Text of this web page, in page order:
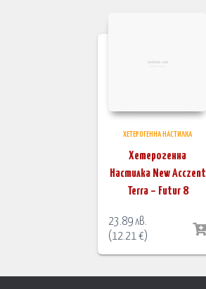
ХЕТЕРОГЕННА НАСТИЛКА
Хетерогенна
Настилка New Acczent
Terra – Futur 8
23.89лв.
(12.21€)